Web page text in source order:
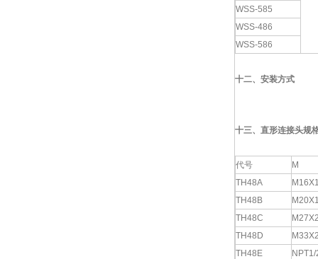
WSS-585
WSS-486
WSS-586
十二、安装方式
十三、直形连接头规
代号
M
TH48A
TH48B
TH48C
TH48D
TH48E
NPT1/